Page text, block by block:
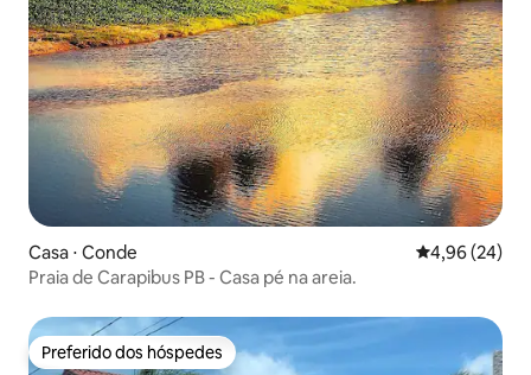
Casa ⋅ Conde 4,96 de uma
4,96 (24)
Praia de Carapibus PB - Casa pé na areia.
Preferido dos hóspedes
Preferido dos hóspedes